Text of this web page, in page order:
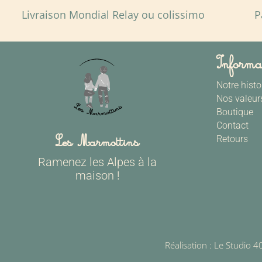
Livraison Mondial Relay ou colissimo
Les Marmottins
Ramenez les Alpes à la
maison !
Notre
Nos
Boutique
Contact
Retours
Réalisation : Le Studio